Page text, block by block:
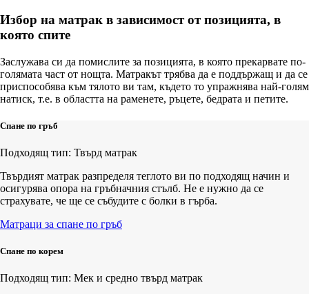
Избор на матрак в зависимост от позицията, в
която спите
Заслужава си да помислите за позицията, в която прекарвате по-
голямата част от нощта. Матракът трябва да е поддържащ и да се
приспособява към тялото ви там, където то упражнява най-голям
натиск, т.е. в областта на раменете, ръцете, бедрата и петите.
Спане по гръб
Подходящ тип: Твърд матрак
Твърдият матрак разпределя теглото ви по подходящ начин и
осигурява опора на гръбначния стълб. Не е нужно да се
страхувате, че ще се събудите с болки в гърба.
Матраци за спане по гръб
Спане по корем
Подходящ тип: Мек и средно твърд матрак